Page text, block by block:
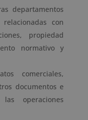
departamentos
con
propiedad
normativo y
comerciales,
documentos e
operaciones